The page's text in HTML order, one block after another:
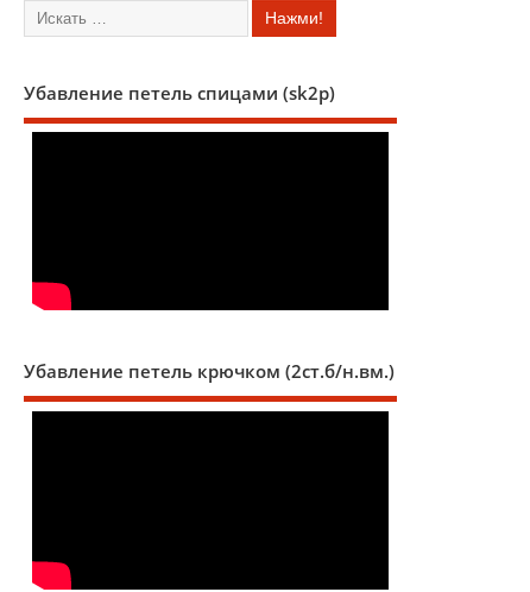
Убавление петель спицами (sk2p)
Убавление петель крючком (2ст.б/н.вм.)